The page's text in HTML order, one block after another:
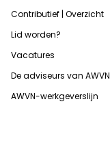
Contributief | Overzicht
Lid worden?
Vacatures
De adviseurs van AWVN
AWVN-werkgeverslijn